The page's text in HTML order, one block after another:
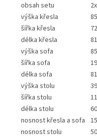
obsah setu
výška křesla
šířka křesla
délka křesla
výška sofa
šířka sofa
délka sofa
výška stolu
šířka stolu
délka stolu
nosnost křesla a sofa
nosnost stolu